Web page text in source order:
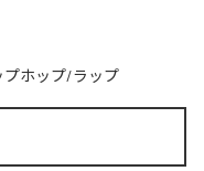
プホップ/ラップ